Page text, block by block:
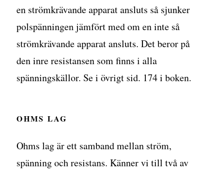
en strömkrävande apparat ansluts så sjunker
polspänningen jämfört med om en inte så
strömkrävande apparat ansluts. Det beror på
den inre resistansen som finns i alla
spänningskällor. Se i övrigt sid. 174 i boken.
OHMS LAG
Ohms lag är ett samband mellan ström,
spänning och resistans. Känner vi till två av